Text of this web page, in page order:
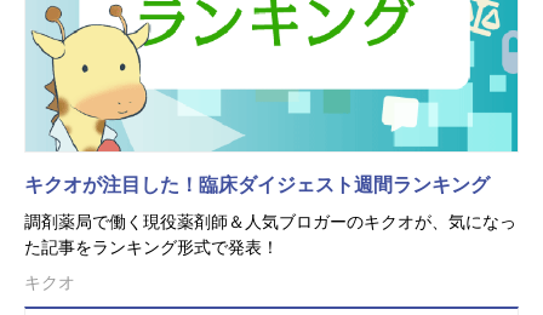
キクオが注目した！臨床ダイジェスト週間ランキング
調剤薬局で働く現役薬剤師＆人気ブロガーのキクオが、気になっ
た記事をランキング形式で発表！
キクオ